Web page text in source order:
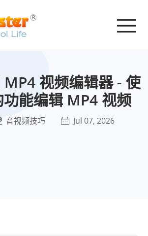
视频编辑器 - 使
能编辑 MP4 视频
音视频技巧 Jul 07, 2026